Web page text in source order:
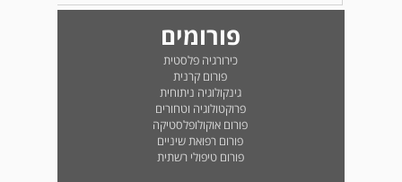
פורומים
כירורגיה פלסטית
פורום קרנית
גינקולוגיה ניתוחית
פרוקטולוגיה וטחורים
פורום אוקולופלסטיקה
פורום רפואת שיניים
פורום טיפולי רשתית